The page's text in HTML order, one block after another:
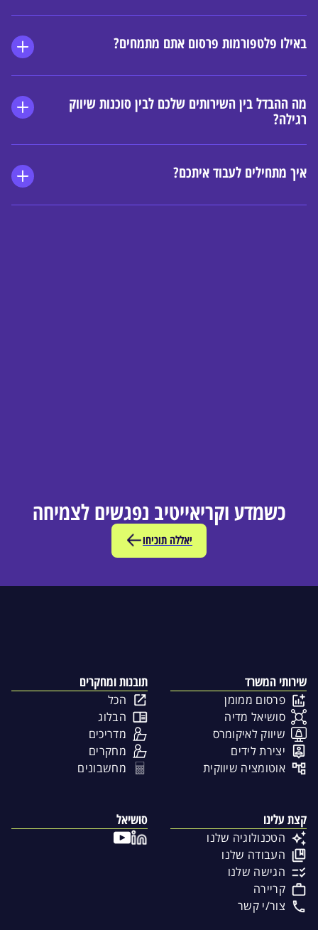
באילו פלטפורמות פרסום אתם מתמחים?
רגילה?
איך מתחילים לעבוד איתכם?
כשמדע וקריאייטיב נפגשים לצמיחה
יאללה תוכיחו
שירותי המשרד
פרסום ממומן
סושיאל מדיה
שיווק לאיקומרס
יצירת לידים
אוטומציה שיווקית
תובנות ומחקרים
הכל
הבלוג
מדריכים
מחקרים
מחשבונים
קצת עלינו
הטכנולוגיה שלנו
העבודה שלנו
הגישה שלנו
קריירה
צור/י קשר
סושיאל